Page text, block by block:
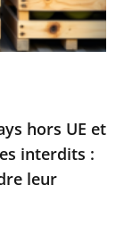
hors UE et
interdits :
leur